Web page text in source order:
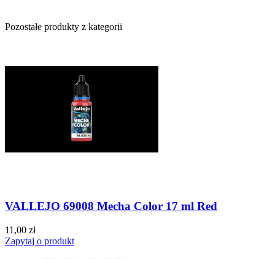
Pozostałe produkty z kategorii
VALLEJO 69008 Mecha Color 17 ml Red
11,00 zł
Zapytaj o produkt